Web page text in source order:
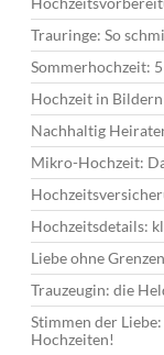
Trauringe: So
Sommerhochzeit:
Hochzeit in
Nachhaltig
Mikro-Hochzeit:
Hochzeitsdetails:
Liebe ohne
Trauzeugin: die
Stimmen der
Hochzeiten!